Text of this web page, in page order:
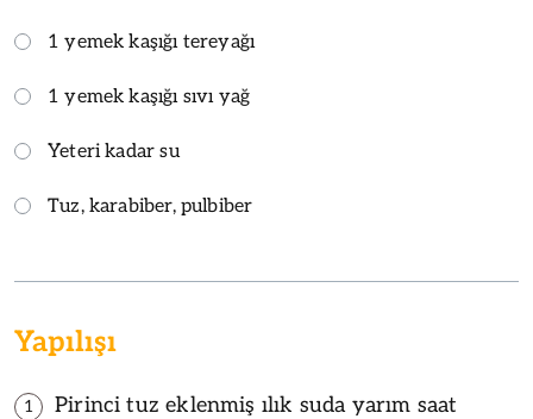
1 yemek kaşığı tereyağı
1 yemek kaşığı sıvı yağ
Yeteri kadar su
Tuz, karabiber, pulbiber
Yapılışı
1
Pirinci tuz eklenmiş ılık suda yarım saat